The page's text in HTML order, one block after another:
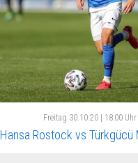
Freitag 30.10.20 | 18:00 Uhr
Hansa Rostock vs Türkgücü